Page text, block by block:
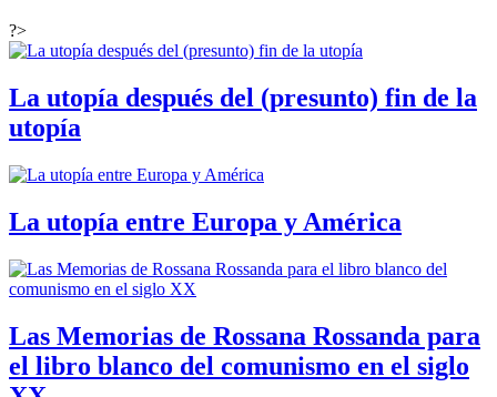
?>
La utopía después del (presunto) fin de la
utopía
La utopía entre Europa y América
Las Memorias de Rossana Rossanda para
el libro blanco del comunismo en el siglo